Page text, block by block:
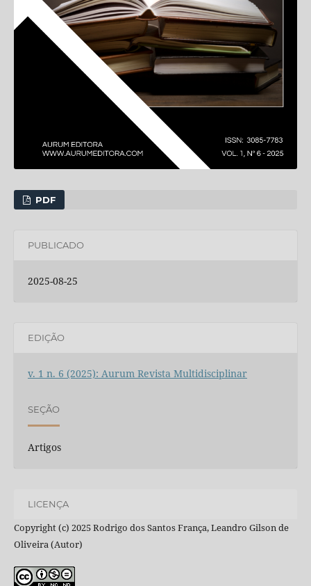
PDF
PUBLICADO
2025-08-25
EDIÇÃO
v. 1 n. 6 (2025): Aurum Revista Multidisciplinar
SEÇÃO
Artigos
LICENÇA
Copyright (c) 2025 Rodrigo dos Santos França, Leandro Gilson de
Oliveira (Autor)